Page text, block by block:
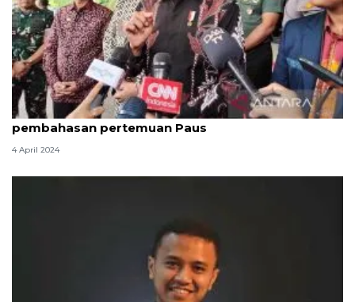
Kemarin, Jokowi bantah rebut PDIP hingga
pembahasan pertemuan Paus
4 April 2024